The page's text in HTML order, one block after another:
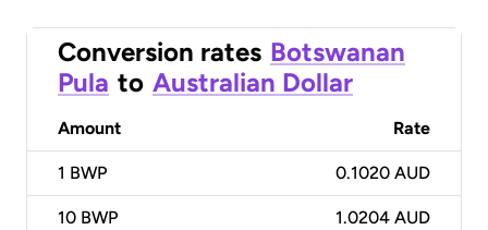
Conversion rates Botswanan
Pula to Australian Dollar
Amount Rate
1 BWP 0.1020 AUD
10 BWP 1.0204 AUD